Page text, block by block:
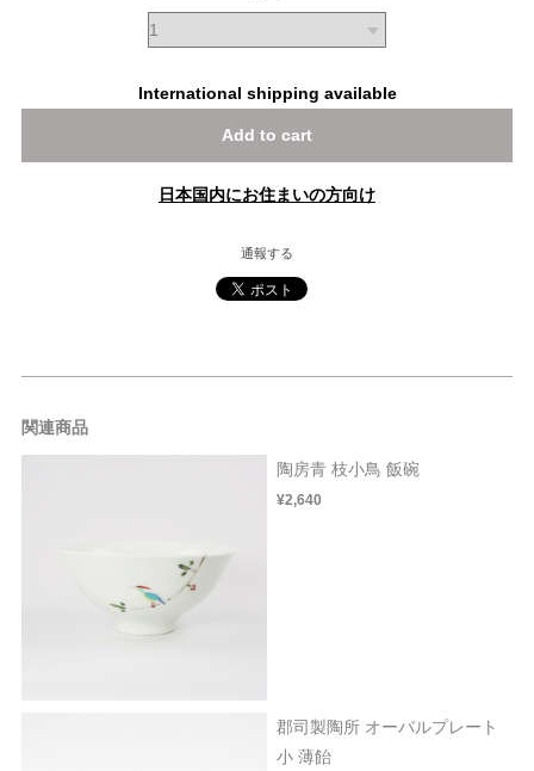
International shipping available
Add to cart
日本国内にお住まいの方向け
通報する
関連商品
陶房青 枝小鳥 飯碗
¥2,640
郡司製陶所 オーバルプレート
小 薄飴